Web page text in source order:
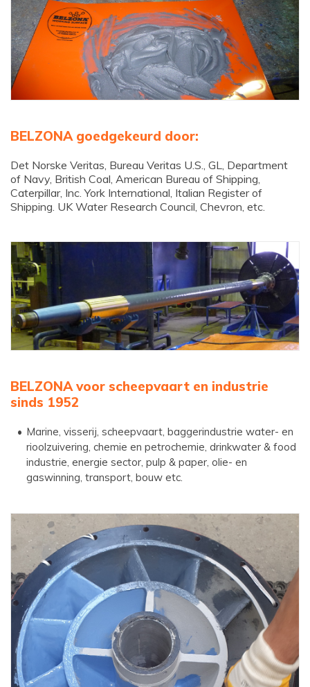
BELZONA goedgekeurd door:
Det Norske Veritas, Bureau Veritas U.S., GL, Department
of Navy, British Coal, American Bureau of Shipping,
Caterpillar, Inc. York International, Italian Register of
Shipping. UK Water Research Council, Chevron, etc.
BELZONA voor scheepvaart en industrie
sinds 1952
Marine, visserij, scheepvaart, baggerindustrie water- en
rioolzuivering, chemie en petrochemie, drinkwater & food
industrie, energie sector, pulp & paper, olie- en
gaswinning, transport, bouw etc.